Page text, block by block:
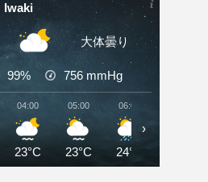
Iwaki
大体曇り
99% 756mmHg
04:00
23°C
05:00
23°C
06:00
24°C
›